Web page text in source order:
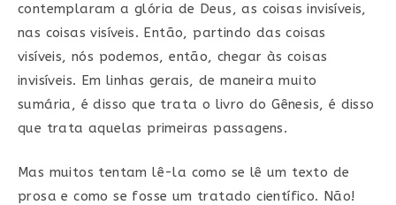
contemplaram a glória de Deus, as coisas invisíveis,
nas coisas visíveis. Então, partindo das coisas
visíveis, nós podemos, então, chegar às coisas
invisíveis. Em linhas gerais, de maneira muito
sumária, é disso que trata o livro do Gênesis, é disso
que trata aquelas primeiras passagens.
Mas muitos tentam lê-la como se lê um texto de
prosa e como se fosse um tratado científico. Não!